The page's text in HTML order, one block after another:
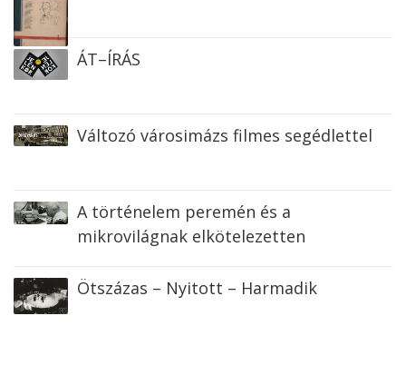
ÁT–ÍRÁS
Változó városimázs filmes segédlettel
A történelem peremén és a
mikrovilágnak elkötelezetten
Ötszázas – Nyitott – Harmadik